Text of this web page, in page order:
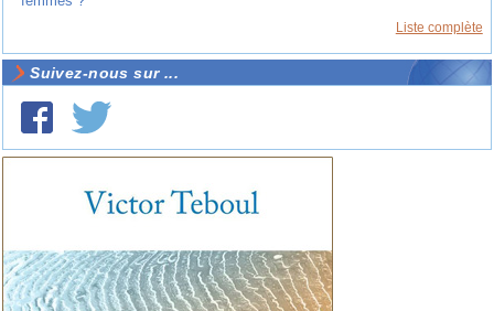
Liste complète
Suivez-nous sur ...